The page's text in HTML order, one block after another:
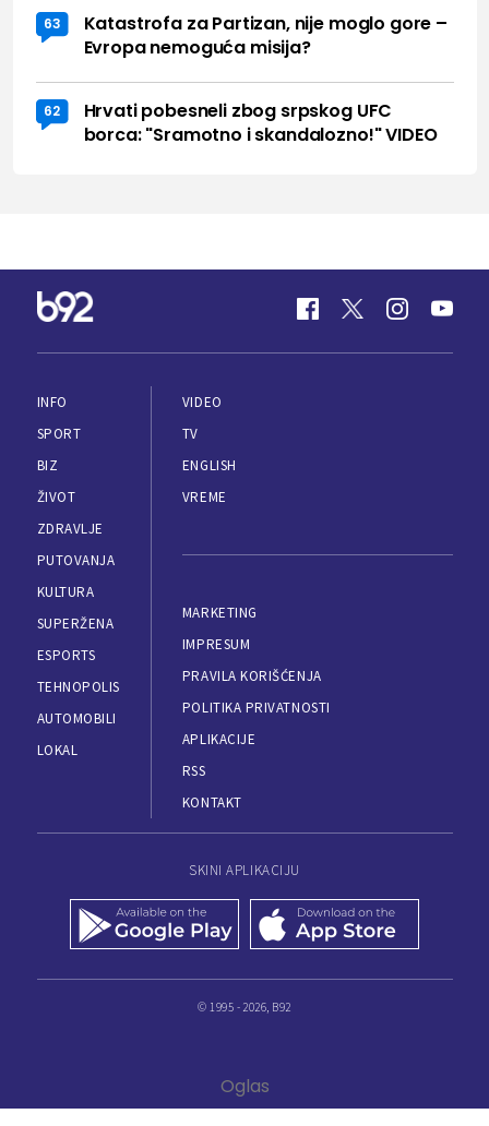
63
Katastrofa za Partizan, nije moglo gore –
Evropa nemoguća misija?
62
Hrvati pobesneli zbog srpskog UFC
borca: "Sramotno i skandalozno!" VIDEO
INFO
SPORT
BIZ
ŽIVOT
ZDRAVLJE
PUTOVANJA
KULTURA
SUPERŽENA
ESPORTS
TEHNOPOLIS
AUTOMOBILI
LOKAL
VIDEO
TV
ENGLISH
VREME
MARKETING
IMPRESUM
PRAVILA KORIŠĆENJA
POLITIKA PRIVATNOSTI
APLIKACIJE
RSS
KONTAKT
SKINI APLIKACIJU
© 1995 - 2026, B92